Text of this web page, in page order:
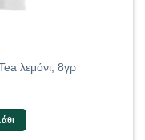
λεμόνι, 8γρ